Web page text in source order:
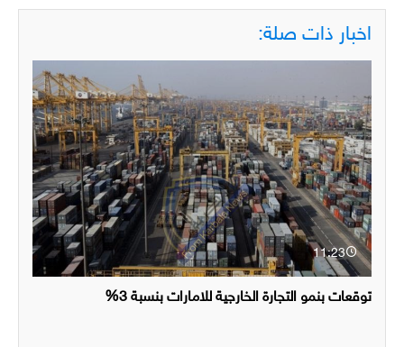
اخبار ذات صلة:
11:23
توقعات بنمو التجارة الخارجية للامارات بنسبة 3%